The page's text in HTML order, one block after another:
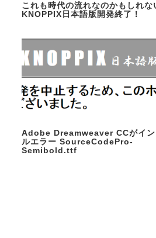
これも時代の流れなのかもしれな
KNOPPIX日本語版開発終了！
Adobe Dreamweaver CCがイン
ルエラー SourceCodePro-
Semibold.ttf